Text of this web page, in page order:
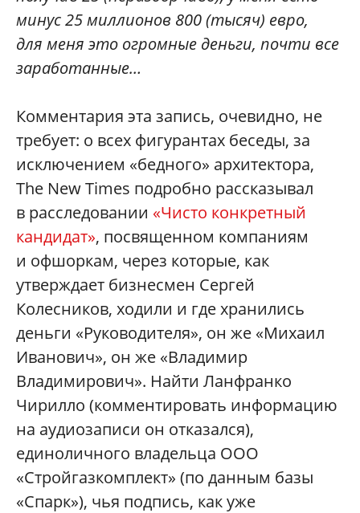
минус 25 миллионов 800 (тысяч) евро,
для меня это огромные деньги, почти все
заработанные…
Комментария эта запись, очевидно, не
требует: о всех фигурантах беседы, за
исключением «бедного» архитектора,
The New Times подробно рассказывал
в расследовании «Чисто конкретный
кандидат», посвященном компаниям
и офшоркам, через которые, как
утверждает бизнесмен Сергей
Колесников, ходили и где хранились
деньги «Руководителя», он же «Михаил
Иванович», он же «Владимир
Владимирович». Найти Ланфранко
Чирилло (комментировать информацию
на аудиозаписи он отказался),
единоличного владельца ООО
«Стройгазкомплект» (по данным базы
«Спарк»), чья подпись, как уже